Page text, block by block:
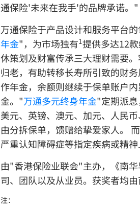
通保险'未来在我手'的品牌承诺。"
万通保险于产品设计和服务平台
年金"，为市场独有1提供多达12
休策划及财富传承三大理财需要
归老，有助转移长寿所引致的财
作年金，余额则继续于保单账户
金。"万通多元终身年金"定期派
美元、英镑、澳元、加元、人民
由分拆保单，馈赠给挚爱家人。
严重认知障碍症等指定疾病或精
由"香港保险业联会"主办，《南
司、团队以及从业员。获奖者均
注：